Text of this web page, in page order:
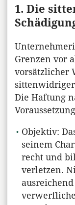
1. Die
Grenzen vor
vorsätzlicher
Die Haftung
Objektiv:
seinem
recht und
verletzen.